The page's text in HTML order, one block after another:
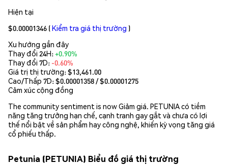
Hiện tại
$0.00001346 (Kiểm tra giá thị trường )
Xu hướng gần đây
Thay đổi 24H:+0.90%
Thay đổi 7D: -0.60%
Giá trị thị trường:$13,461.00
Cao/Thấp 7D: $0.00001358/ $0.00001275
Cảm xúc cộng đồng
The community sentiment is now Giảm giá. PETUNIA có tiềm
năng tăng trưởng hạn chế, cạnh tranh gay gắt và chưa có lợi
thế nổi bật về sản phẩm hay công nghệ, khiến kỳ vọng tăng giá
cổ phiếu thấp.
Petunia (PETUNIA) Biểu đồ giá thị trường